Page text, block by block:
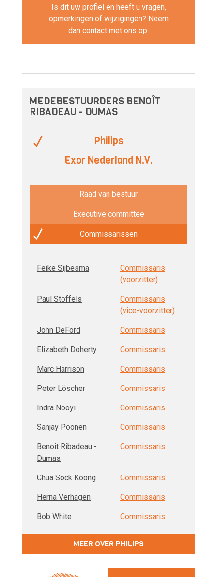
Is dit uw profiel en heeft u vragen,
opmerkingen of wijzigingen? Neem
dan contact met ons op.
MEDEBESTUURDERS BENOÎT
RIBADEAU - DUMAS
Philips
Exor Nederland N.V.
Raad van bestuur
Executive committee
Commissarissen
Feike Sijbesma
Commissaris
(voorzitter)
Paul Stoffels
Commissaris
(vice-voorzitter)
John DeFord Commissaris
Elizabeth Doherty Commissaris
Marc Harrison Commissaris
Peter Löscher Commissaris
Indra Nooyi Commissaris
Sanjay Poonen Commissaris
Benoît Ribadeau -
Dumas
Commissaris
Chua Sock Koong Commissaris
Herna Verhagen Commissaris
Bob White Commissaris
MEER OVER PHILIPS